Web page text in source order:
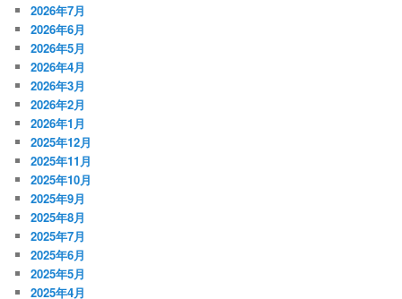
2026年7月
2026年6月
2026年5月
2026年4月
2026年3月
2026年2月
2026年1月
2025年12月
2025年11月
2025年10月
2025年9月
2025年8月
2025年7月
2025年6月
2025年5月
2025年4月